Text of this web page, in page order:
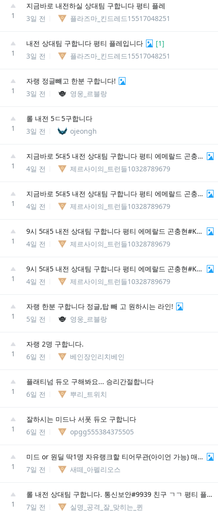
1
지금바로 내전하실 상대팀 구합니다 평티 플레
3일 전
플라즈마_킨드레드15517048251
1
내전 상대팀 구합니다 평티 플레입니다 [1]
3일 전
플라즈마_킨드레드15517048251
1
자랭 정글뺴고 한분 구합니다!
3일 전
영웅_르블랑
1
롤 내전 5ㄷ5구합니다
3일 전
ojeongh
1
지금바로 5대5 내전 상대팀 구합니다 평티 에메랄드 곤충현#KR3
4일 전
제르사이의_트런들10328789679
1
지금바로 5대5 내전 상대팀 구합니다 평티 에메랄드 곤충현#KR3
4일 전
제르사이의_트런들10328789679
1
9시 5대5 내전 상대팀 구합니다 평티 에메랄드 곤충현#KR3
4일 전
제르사이의_트런들10328789679
1
9시 5대5 내전 상대팀 구합니다 평티 에메랄드 곤충현#KR3
4일 전
제르사이의_트런들10328789679
1
자랭 한분 구합니다 정글,탑 빼 고 원하시는 라인!
5일 전
영웅_르블랑
1
자랭 2명 구합니다.
6일 전
베인장인리치베인
1
플래티넘 듀오 구해봐요... 승리간절합니다
6일 전
뿌리_트위치
1
잘하시는 미드나 서폿 듀오 구합니다
6일 전
opgg555384375505
1
미드 or 원딜 딱1명 자유랭크할 티어무관(아이언 가능) 매너즐겜지향 친추주세요
7일 전
새떼_아펠리오스
1
롤 내전 상대팀 구합니다. 통신보안#9939 친구 ㄱㄱ 평티 플레 에메
7일 전
실명_공격_잘_맞히는_퀸